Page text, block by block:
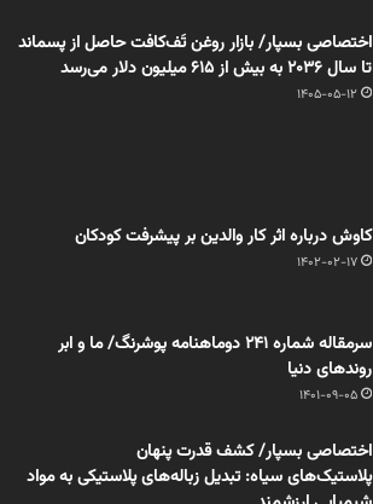
اختصاصی بسپار/ بازار روغن تَف‌کافت حاصل از پسماند
تا سال ۲۰۳۶ به بیش از ۶۱۵ میلیون دلار می‌رسد
1405-05-12
کاوش درباره اثر کار والدین بر پیشرفت کودکان
1402-02-17
سرمقاله شماره 241 دوماهنامه پوشرنگ/ ما و ابر
روندهای دنیا
1401-09-05
اختصاصی بسپار/ کشف قدرت پنهان
پلاستیک‌های سیاه: تبدیل زباله‌های پلاستیکی به مواد